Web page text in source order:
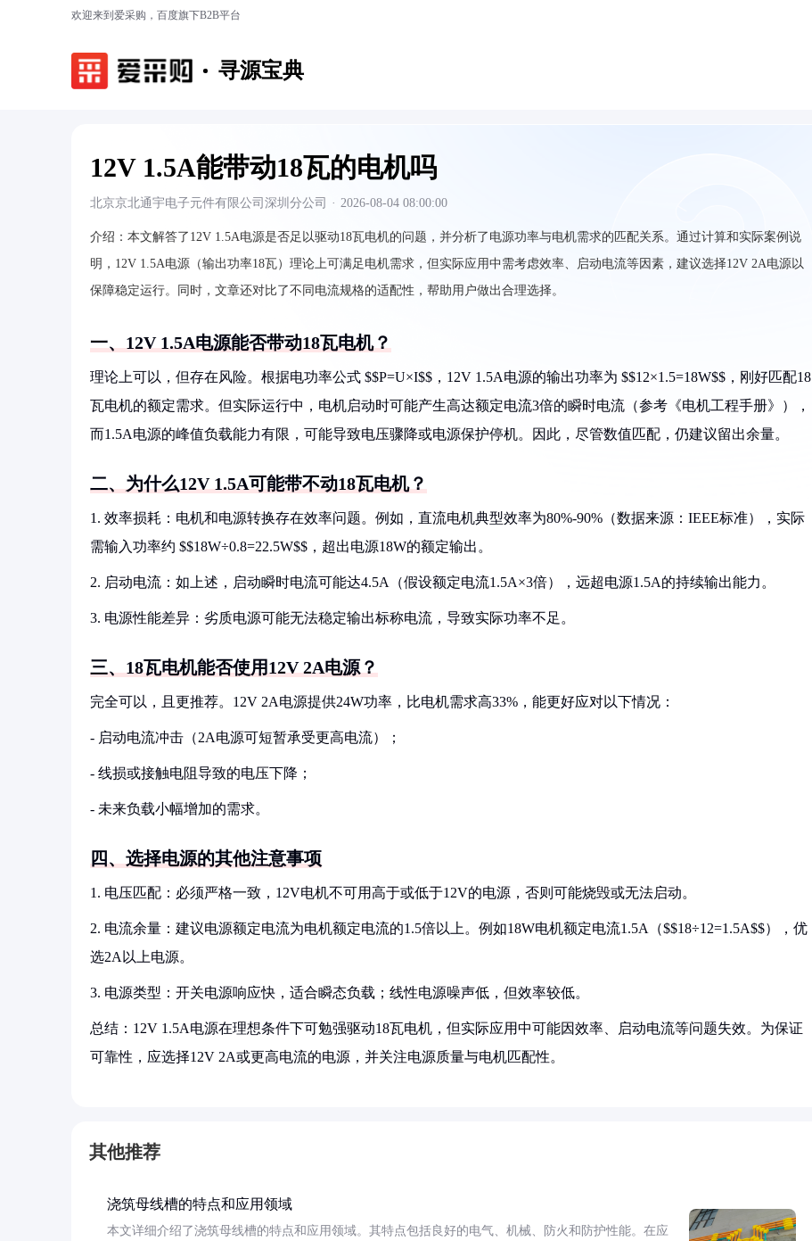
欢迎来到爱采购，百度旗下B2B平台
寻源宝典
12V 1.5A能带动18瓦的电机吗
北京京北通宇电子元件有限公司深圳分公司 · 2026-08-04 08:00:00
介绍： 本文解答了12V 1.5A电源是否足以驱动18瓦电机的问题，并分析了电源功率与电机需求的匹配关系。通过计算和实际案例说
明，12V 1.5A电源（输出功率18瓦）理论上可满足电机需求，但实际应用中需考虑效率、启动电流等因素，建议选择12V 2A电源以
保障稳定运行。同时，文章还对比了不同电流规格的适配性，帮助用户做出合理选择。
一、12V 1.5A电源能否带动18瓦电机？
理论上可以，但存在风险。根据电功率公式 $$P=U×I$$，12V 1.5A电源的输出功率为 $$12×1.5=18W$$，刚好匹配18
瓦电机的额定需求。但实际运行中，电机启动时可能产生高达额定电流3倍的瞬时电流（参考《电机工程手册》），
而1.5A电源的峰值负载能力有限，可能导致电压骤降或电源保护停机。因此，尽管数值匹配，仍建议留出余量。
二、为什么12V 1.5A可能带不动18瓦电机？
1. 效率损耗：电机和电源转换存在效率问题。例如，直流电机典型效率为80%-90%（数据来源：IEEE标准），实际
需输入功率约 $$18W÷0.8=22.5W$$，超出电源18W的额定输出。
2. 启动电流：如上述，启动瞬时电流可能达4.5A（假设额定电流1.5A×3倍），远超电源1.5A的持续输出能力。
3. 电源性能差异：劣质电源可能无法稳定输出标称电流，导致实际功率不足。
三、18瓦电机能否使用12V 2A电源？
完全可以，且更推荐。12V 2A电源提供24W功率，比电机需求高33%，能更好应对以下情况：
- 启动电流冲击（2A电源可短暂承受更高电流）；
- 线损或接触电阻导致的电压下降；
- 未来负载小幅增加的需求。
四、选择电源的其他注意事项
1. 电压匹配：必须严格一致，12V电机不可用高于或低于12V的电源，否则可能烧毁或无法启动。
2. 电流余量：建议电源额定电流为电机额定电流的1.5倍以上。例如18W电机额定电流1.5A（$$18÷12=1.5A$$），优
选2A以上电源。
3. 电源类型：开关电源响应快，适合瞬态负载；线性电源噪声低，但效率较低。
总结：12V 1.5A电源在理想条件下可勉强驱动18瓦电机，但实际应用中可能因效率、启动电流等问题失效。为保证
可靠性，应选择12V 2A或更高电流的电源，并关注电源质量与电机匹配性。
其他推荐
浇筑母线槽的特点和应用领域
本文详细介绍了浇筑母线槽的特点和应用领域。其特点包括良好的电气、机械、防火和防护性能。在应